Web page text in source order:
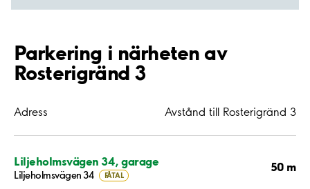
Parkering i närheten av
Rosterigränd 3
Adress Avstånd till Rosterigränd 3
Liljeholmsvägen 34, garage
Liljeholmsvägen 34 FÅTAL
50 m